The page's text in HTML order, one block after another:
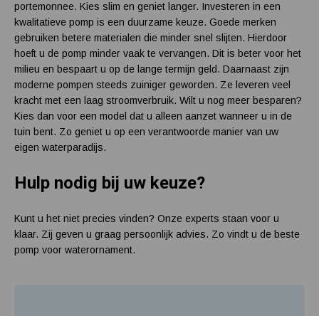
portemonnee. Kies slim en geniet langer. Investeren in een
kwalitatieve pomp is een duurzame keuze. Goede merken
gebruiken betere materialen die minder snel slijten. Hierdoor
hoeft u de pomp minder vaak te vervangen. Dit is beter voor het
milieu en bespaart u op de lange termijn geld. Daarnaast zijn
moderne pompen steeds zuiniger geworden. Ze leveren veel
kracht met een laag stroomverbruik. Wilt u nog meer besparen?
Kies dan voor een model dat u alleen aanzet wanneer u in de
tuin bent. Zo geniet u op een verantwoorde manier van uw
eigen waterparadijs.
Hulp nodig bij uw keuze?
Kunt u het niet precies vinden? Onze experts staan voor u
klaar. Zij geven u graag persoonlijk advies. Zo vindt u de beste
pomp voor waterornament.